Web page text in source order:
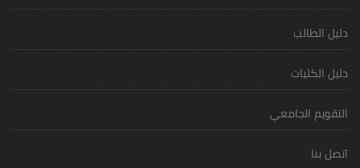
دليل الطالب
دليل الكليات
التقويم الجامعي
اتصل بنا